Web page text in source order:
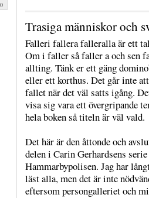
Trasiga människor och
Falleri fallera falleralla är ett
Om i faller så faller a och sen
allting. Tänk er ett gäng
eller ett korthus. Det går inte
fallet när det väl satts igång.
visa sig vara ett övergripande
hela boken så titeln är väl vald.
Det här är den åttonde och
delen i Carin Gerhardsens
Hammarbypolisen. Jag har
läst alla, men det är inte
eftersom persongalleriet och
0